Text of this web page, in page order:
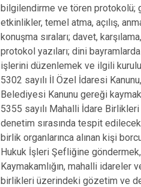
bilgilendirme ve tören protokolü;
etkinlikler, temel atma, açılış,
konuşma sıraları; davet,
protokol yazıları; dini
işlerini düzenlemek ve ilgili
5302 sayılı İl Özel İdaresi
Belediyesi Kanunu gereği
5355 sayılı Mahalli İdare
denetim sırasında tespit
birlik organlarınca alınan kişi
Hukuk İşleri Şefliğine göndermek,
Kaymakamlığın, mahalli
birlikleri üzerindeki gözetim ve